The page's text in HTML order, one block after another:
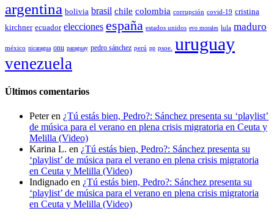
argentina bolivia brasil chile colombia corrupción covid-19 cristina
kirchner ecuador elecciones españa estados unidos evo morales lula maduro
méxico nicaragua onu paraguay pedro sánchez perú pp psoe. uruguay
venezuela
Últimos comentarios
Peteren ¿Tú estás bien, Pedro?: Sánchez presenta su ‘playlist’
de música para el verano en plena crisis migratoria en Ceuta y
Melilla (Video)
Karina L. en ¿Tú estás bien, Pedro?: Sánchez presenta su
‘playlist’ de música para el verano en plena crisis migratoria
en Ceuta y Melilla (Video)
Indignado en ¿Tú estás bien, Pedro?: Sánchez presenta su
‘playlist’ de música para el verano en plena crisis migratoria
en Ceuta y Melilla (Video)